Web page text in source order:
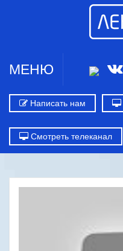
МЕНЮ
Написать нам
Смотреть телеканал